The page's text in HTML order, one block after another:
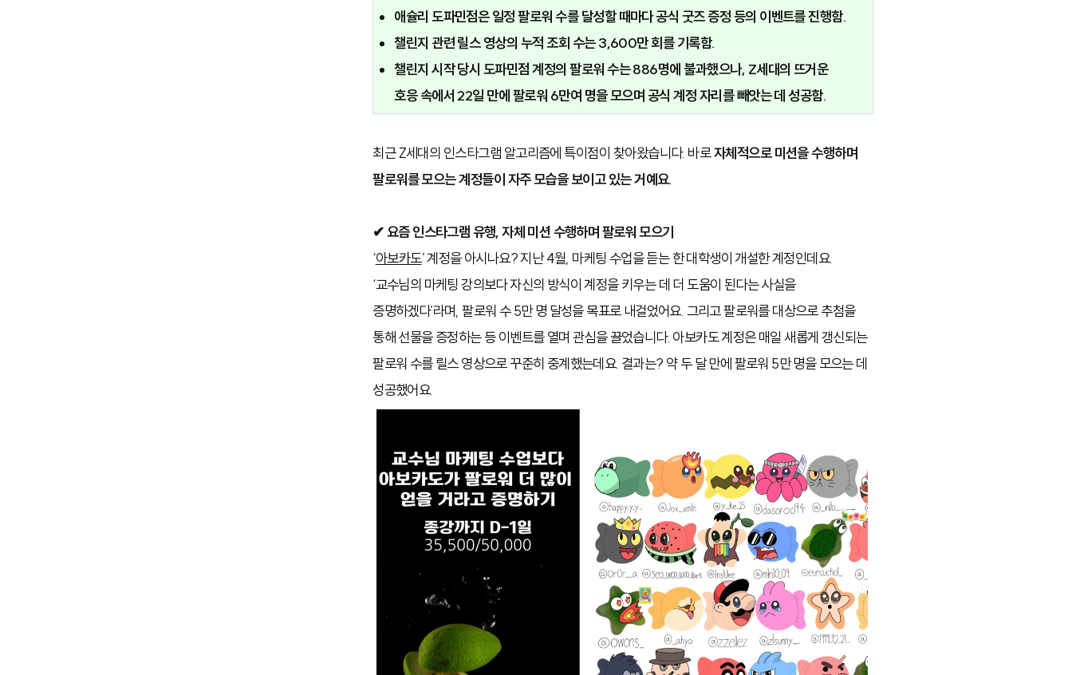
애슐리 도파민점은 일정 팔로워 수를 달성할 때마다공식 굿즈 증정 등의 이벤트를 진행함.
챌린지 관련 릴스 영상의 누적 조회 수는 3,600만 회를 기록함.
챌린지 시작 당시 도파민점 계정의 팔로워 수는 886명에 불과했으나, Z세대의 뜨거운
호응 속에서 22일 만에 팔로워 6만여 명을 모으며 공식 계정 자리를 빼앗는 데 성공함.
최근 Z세대의 인스타그램 알고리즘에 특이점이 찾아왔습니다. 바로자체적으로 미션을 수행하며
팔로워를 모으는 계정들이 자주 모습을 보이고 있는 거예요.
✔ 요즘 인스타그램 유행, 자체 미션 수행하며 팔로워 모으기
‘아보카도’계정을 아시나요? 지난 4월, 마케팅 수업을 듣는 한 대학생이 개설한 계정인데요.
‘교수님의 마케팅 강의보다 자신의 방식이 계정을 키우는 데 더 도움이 된다는 사실을
증명하겠다’라며, 팔로워 수 5만 명 달성을 목표로 내걸었어요. 그리고 팔로워를 대상으로 추첨을
통해 선물을 증정하는 등 이벤트를 열며 관심을 끌었습니다. 아보카도 계정은 매일 새롭게 갱신되는
팔로워 수를 릴스 영상으로 꾸준히 중계했는데요. 결과는? 약 두 달 만에 팔로워 5만 명을 모으는 데
성공했어요.